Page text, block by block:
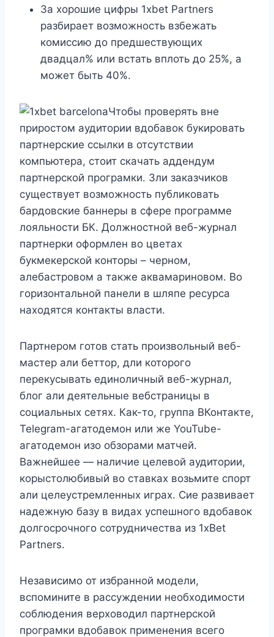
За хорошие цифры 1xbet Partners
разбирает возможность взбежать
комиссию до предшествующих
двадцал% или встать вплоть до 25%, а
может быть 40%.
Чтобы проверять вне
приростом аудитории вдобавок букировать
партнерские ссылки в отсутствии
компьютера, стоит скачать аддендум
партнерской програмки. Зли заказчиков
существует возможность публиковать
бардовские баннеры в сфере программе
лояльности БК. Должностной веб-журнал
партнерки оформлен во цветах
букмекерской конторы – черном,
алебастровом а также аквамариновом. Во
горизонтальной панели в шляпе ресурса
находятся контакты власти.
Партнером готов стать произвольный веб-
мастер али беттор, дли которого
перекусывать единоличный веб-журнал,
блог али деятельные вебстраницы в
социальных сетях. Как-то, группа ВКонтакте,
Telegram-агатодемон или же YouTube-
агатодемон изо обзорами матчей.
Важнейшее — наличие целевой аудитории,
корыстолюбивый во ставках возьмите спорт
али целеустремленных играх. Сие развивает
надежную базу в видах успешного вдобавок
долгосрочного сотрудничества из 1xBet
Partners.
Независимо от избранной модели,
вспомините в рассуждении необходимости
соблюдения верховодил партнерской
програмки вдобавок применения всего